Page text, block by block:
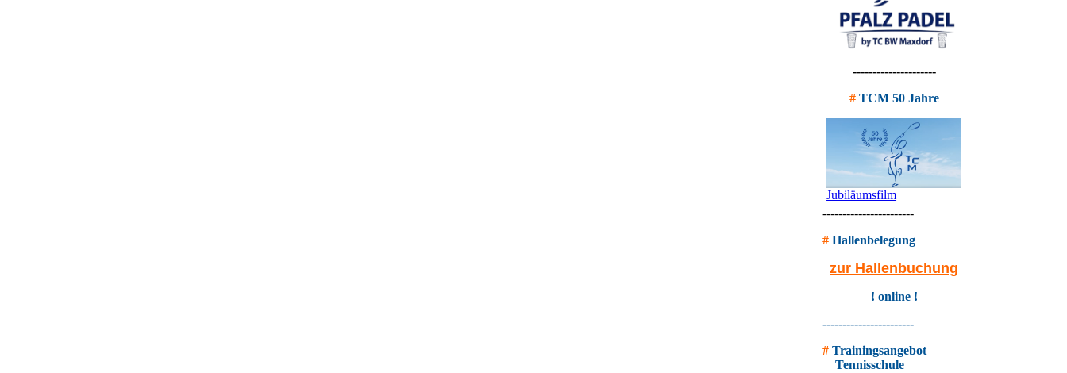
---------------------
# TCM 50 Jahre
Jubiläumsfilm
-----------------------
# Hallenbelegung
zur Hallenbuchung
! online !
-----------------------
# Trainingsangebot
Tennisschule